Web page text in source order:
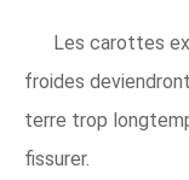
Les carottes
froides
terre trop
fissurer.